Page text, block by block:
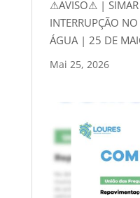
⚠AVISO⚠ | SIMAR
INTERRUPÇÃO
ÁGUA | 25 DE
Mai 25, 2026